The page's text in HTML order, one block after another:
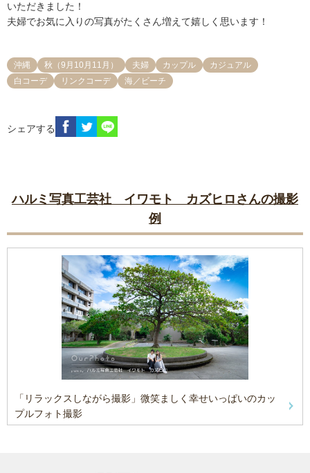
いただきました！
夫婦でお気に入りの写真がたくさん増えて嬉しく思います！
沖縄 秋（9月10月11月） 夫婦 カップル
カジュアル
白コーデ
リンクコーデ 海／ビーチ
シェアする
ハルミ写真工芸社 イワモト カズヒロさんの撮影
例
「リラックスしながら撮影」微笑ましく幸せいっぱいのカッ
プルフォト撮影